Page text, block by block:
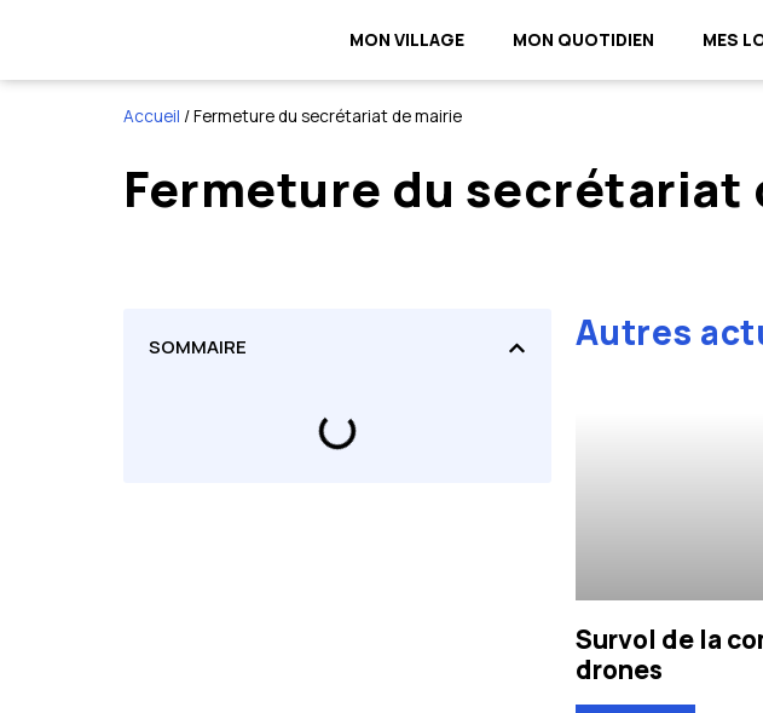
MON VILLAGE MON QUOTIDIEN MES
Accueil /Fermeture du secrétariat de mairie
Fermeture du secrétariat
SOMMAIRE Autres
Survol de la
drones